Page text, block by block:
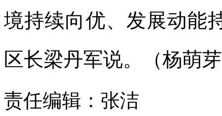
境持续向优、发展动能
区长梁丹军说。（杨萌
责任编辑：张洁